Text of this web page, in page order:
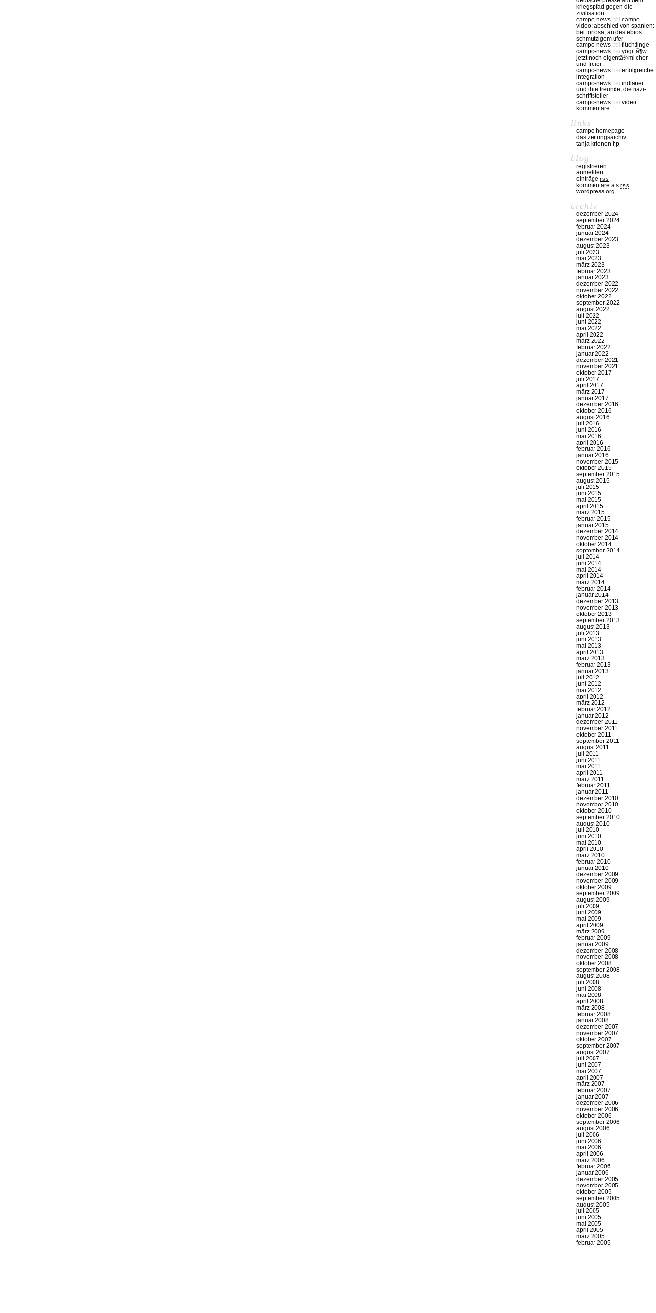
kriegspfad gegen die
zivilisation
campo-news bei campo-
video: abschied von spanien:
bei tortosa, an des ebros
schmutzigem ufer
campo-news bei flüchtlinge
campo-news bei yogi lã¶w
jetzt noch eigentã¼mlicher
und freier
campo-news bei erfolgreiche
integration
campo-news bei indianer
und ihre freunde, die nazi-
schriftsteller
campo-news bei video
kommentare
links
campo homepage
das zeitungsarchiv
tanja krienen hp
blog
registrieren
anmelden
einträge rss
kommentare als rss
wordpress.org
archiv
dezember 2024
september 2024
februar 2024
januar 2024
dezember 2023
august 2023
juli 2023
mai 2023
märz 2023
februar 2023
januar 2023
dezember 2022
november 2022
oktober 2022
september 2022
august 2022
juli 2022
juni 2022
mai 2022
april 2022
märz 2022
februar 2022
januar 2022
dezember 2021
november 2021
oktober 2017
juli 2017
april 2017
märz 2017
januar 2017
dezember 2016
oktober 2016
august 2016
juli 2016
juni 2016
mai 2016
april 2016
februar 2016
januar 2016
november 2015
oktober 2015
september 2015
august 2015
juli 2015
juni 2015
mai 2015
april 2015
märz 2015
februar 2015
januar 2015
dezember 2014
november 2014
oktober 2014
september 2014
juli 2014
juni 2014
mai 2014
april 2014
märz 2014
februar 2014
januar 2014
dezember 2013
november 2013
oktober 2013
september 2013
august 2013
juli 2013
juni 2013
mai 2013
april 2013
märz 2013
februar 2013
januar 2013
juli 2012
juni 2012
mai 2012
april 2012
märz 2012
februar 2012
januar 2012
dezember 2011
november 2011
oktober 2011
september 2011
august 2011
juli 2011
juni 2011
mai 2011
april 2011
märz 2011
februar 2011
januar 2011
dezember 2010
november 2010
oktober 2010
september 2010
august 2010
juli 2010
juni 2010
mai 2010
april 2010
märz 2010
februar 2010
januar 2010
dezember 2009
november 2009
oktober 2009
september 2009
august 2009
juli 2009
juni 2009
mai 2009
april 2009
märz 2009
februar 2009
januar 2009
dezember 2008
november 2008
oktober 2008
september 2008
august 2008
juli 2008
juni 2008
mai 2008
april 2008
märz 2008
februar 2008
januar 2008
dezember 2007
november 2007
oktober 2007
september 2007
august 2007
juli 2007
juni 2007
mai 2007
april 2007
märz 2007
februar 2007
januar 2007
dezember 2006
november 2006
oktober 2006
september 2006
august 2006
juli 2006
juni 2006
mai 2006
april 2006
märz 2006
februar 2006
januar 2006
dezember 2005
november 2005
oktober 2005
september 2005
august 2005
juli 2005
juni 2005
mai 2005
april 2005
märz 2005
februar 2005